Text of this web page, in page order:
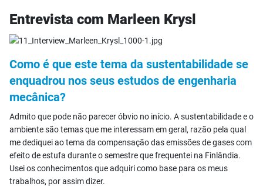
Entrevista com Marleen Krysl
Como é que este tema da sustentabilidade se
enquadrou nos seus estudos de engenharia
mecânica?
Admito que pode não parecer óbvio no início. A sustentabilidade e o
ambiente são temas que me interessam em geral, razão pela qual
me dediquei ao tema da compensação das emissões de gases com
efeito de estufa durante o semestre que frequentei na Finlândia.
Usei os conhecimentos que adquiri como base para os meus
trabalhos, por assim dizer.